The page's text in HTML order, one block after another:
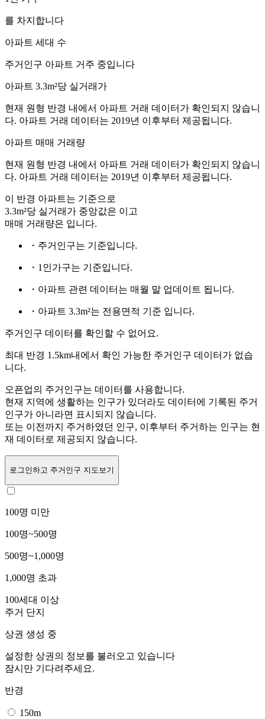
를 차지합니다
아파트 세대 수
주거인구 아파트 거주 중입니다
아파트 3.3m²당 실거래가
현재 원형 반경 내에서 아파트 거래 데이터가 확인되지 않습니
다. 아파트 거래 데이터는 2019년 이후부터 제공됩니다.
아파트 매매 거래량
현재 원형 반경 내에서 아파트 거래 데이터가 확인되지 않습니
다. 아파트 거래 데이터는 2019년 이후부터 제공됩니다.
이 반경 아파트는 기준으로
3.3m²당 실거래가 중앙값은 이고
매매 거래량은 입니다.
・주거인구는 기준입니다.
・1인가구는 기준입니다.
・아파트 관련 데이터는 매월 말 업데이트 됩니다.
・아파트 3.3m²는 전용면적 기준 입니다.
주거인구 데이터를 확인할 수 없어요.
최대 반경 1.5km내에서 확인 가능한 주거인구 데이터가 없습
니다.
오픈업의 주거인구는 데이터를 사용합니다.
현재 지역에 생활하는 인구가 있더라도 데이터에 기록된 주거
인구가 아니라면 표시되지 않습니다.
또는 이전까지 주거하였던 인구, 이후부터 주거하는 인구는 현
재 데이터로 제공되지 않습니다.
로그인하고 주거인구 지도보기
100명 미만
100명~500명
500명~1,000명
1,000명 초과
100세대 이상
주거 단지
상권 생성 중
설정한 상권의 정보를 불러오고 있습니다
잠시만 기다려주세요.
반경
150m